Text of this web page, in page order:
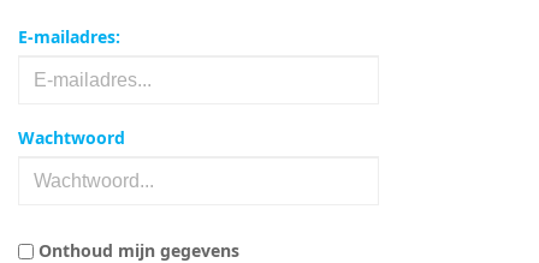
E-mailadres:
Wachtwoord
Onthoud mijn gegevens